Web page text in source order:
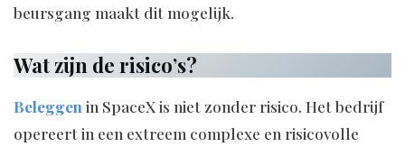
beursgang maakt dit mogelijk.
Wat zijn de risico’s?
Beleggen in SpaceX is niet zonder risico. Het bedrijf
opereert in een extreem complexe en risicovolle